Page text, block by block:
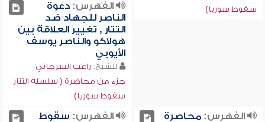
سقوط سوريا)
الفهرس:دعوة
الناصر للجهاد ضد
التتار , تغيير العلاقة بين
هولاكو والناصر يوسف
الأيوبي
للشيخ: راغب السرجاني
جزء من محاضرة ( سلسلة التتار
سقوط سوريا)
الفهرس:محاصرة
الفهرس: سقوط